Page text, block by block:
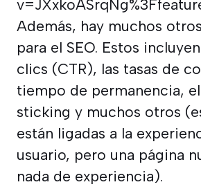
Además, hay muchos
para el SEO. Estos
clics (CTR), las tasas de
tiempo de permanencia,
sticking y muchos otros
están ligadas a la
usuario, pero una página
nada de experiencia).